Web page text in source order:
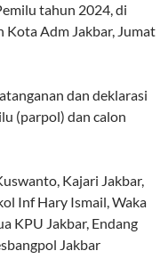
tahun 2024, di
Kota Adm Jakbar, Jumat
dan deklarasi
(parpol) dan calon
Kajari Jakbar,
Inf Hary Ismail, Waka
KPU Jakbar, Endang
Jakbar